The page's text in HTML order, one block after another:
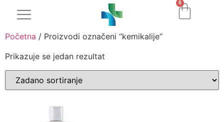
0
Početna / Proizvodi označeni “kemikalije”
Prikazuje se jedan rezultat